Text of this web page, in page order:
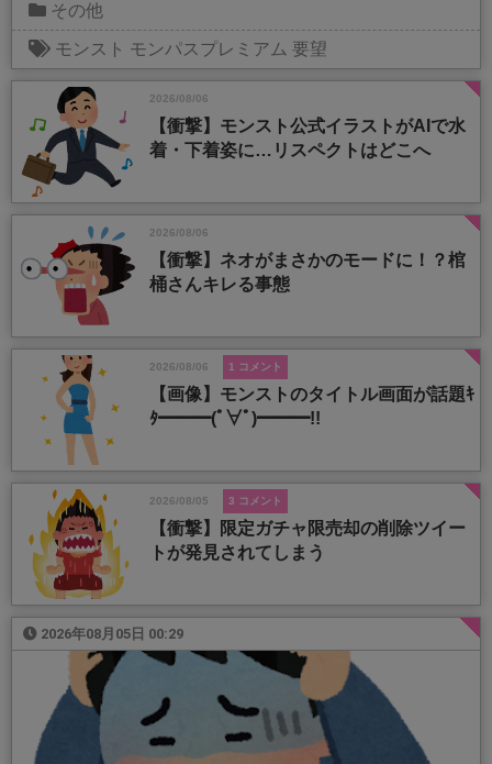
その他
モンスト モンパスプレミアム 要望
2026/08/06
【衝撃】モンスト公式イラストがAIで水
着・下着姿に…リスペクトはどこへ
2026/08/06
【衝撃】ネオがまさかのモードに！？棺
桶さんキレる事態
2026/08/06 1 コメント
【画像】モンストのタイトル画面が話題ｷ
ﾀ━━━(ﾟ∀ﾟ)━━━!!
2026/08/05 3 コメント
【衝撃】限定ガチャ限売却の削除ツイー
トが発見されてしまう
2026年08月05日 00:29